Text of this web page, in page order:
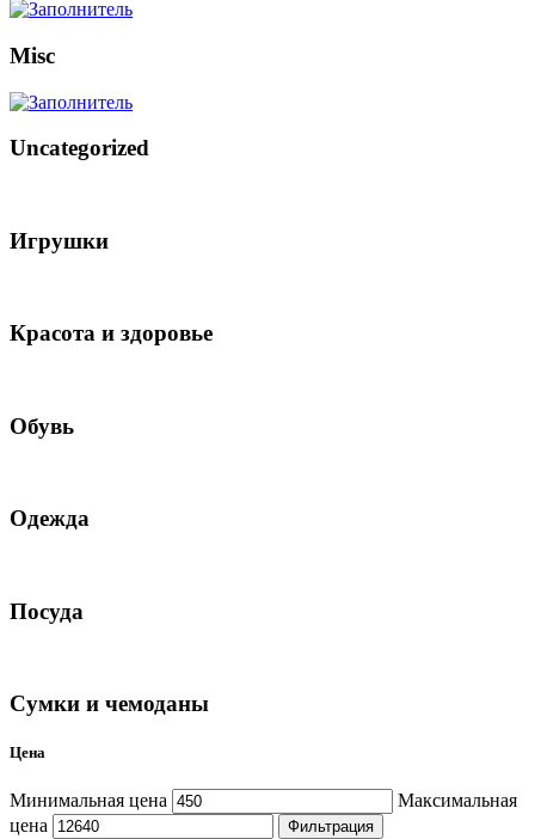
Misc
Uncategorized
Игрушки
Красота и здоровье
Обувь
Одежда
Посуда
Сумки и чемоданы
Цена
Минимальная цена
Максимальная
цена
Фильтрация